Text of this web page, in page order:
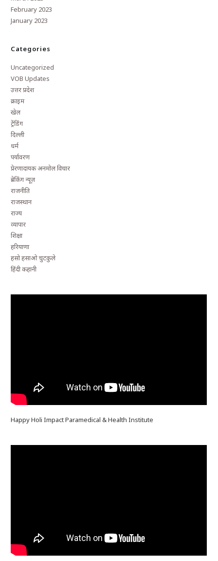
February 2023
January 2023
Categories
Uncategorized
VOB Updates
उत्तर प्रदेश
क्राइम
खेल
ट्रेंडिंग
दिल्ली
धर्म
पर्यावरण
प्रेरणादायक अनमोल विचार
ब्रेकिंग न्यूज़
राजनीति
राजस्थान
राज्य
व्यापार
शिक्षा
हरियाणा
हसो हसाओ चुटकुले
हिंदी कहानी
Happy Holi Impact Paramedical & Health Institute